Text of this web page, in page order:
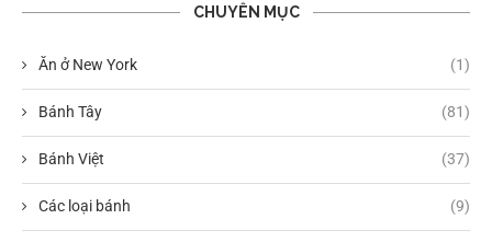
CHUYÊN MỤC
Ăn ở New York (1)
Bánh Tây (81)
Bánh Việt (37)
Các loại bánh (9)